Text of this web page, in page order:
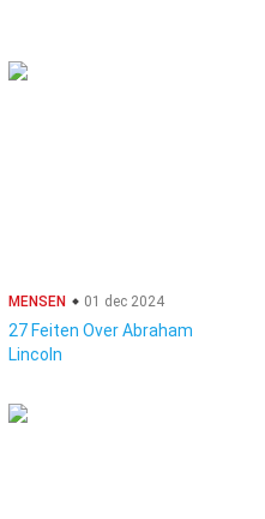
MENSEN 01 dec 2024
27 Feiten Over Abraham
Lincoln